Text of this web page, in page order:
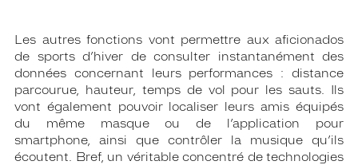
Les autres fonctions vont permettre aux aficionados
de sports d’hiver de consulter instantanément des
données concernant leurs performances : distance
parcourue, hauteur, temps de vol pour les sauts. Ils
vont également pouvoir localiser leurs amis équipés
du même masque ou de l’application pour
smartphone, ainsi que contrôler la musique qu’ils
écoutent. Bref, un véritable concentré de technologies